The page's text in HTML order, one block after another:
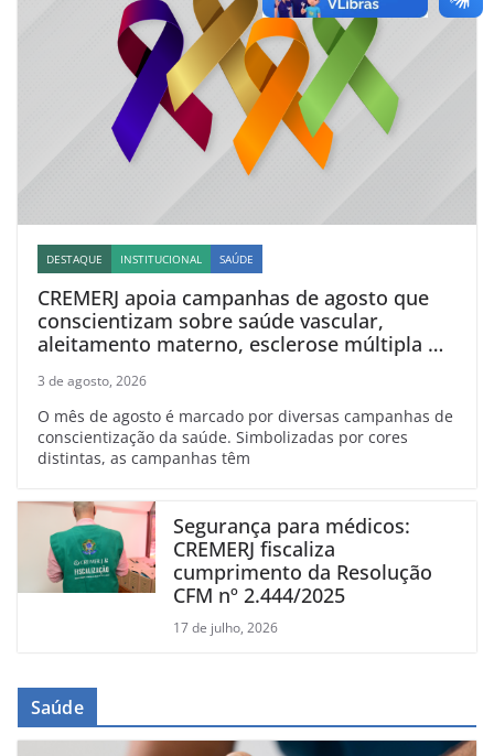
DESTAQUE INSTITUCIONAL SAÚDE
CREMERJ apoia campanhas de agosto que
conscientizam sobre saúde vascular,
aleitamento materno, esclerose múltipla e
3 de agosto, 2026
O mês de agosto é marcado por diversas campanhas de
conscientização da saúde. Simbolizadas por cores
distintas, as campanhas têm
Segurança para médicos:
CREMERJ fiscaliza
cumprimento da Resolução
CFM nº 2.444/2025
17 de julho, 2026
Saúde